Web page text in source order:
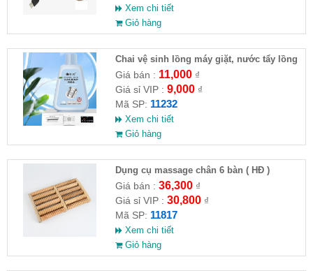
Xem chi tiết
Giỏ hàng
Chai vệ sinh lồng máy giặt, nước tẩy lồng
máy giặt CLEANING FLUID
Giá bán : 11,000₫
Giá sỉ VIP : 9,000₫
Mã SP: 11232
Xem chi tiết
Giỏ hàng
Dụng cụ massage chân 6 bàn ( HĐ )
Giá bán : 36,300₫
Giá sỉ VIP : 30,800₫
Mã SP: 11817
Xem chi tiết
Giỏ hàng